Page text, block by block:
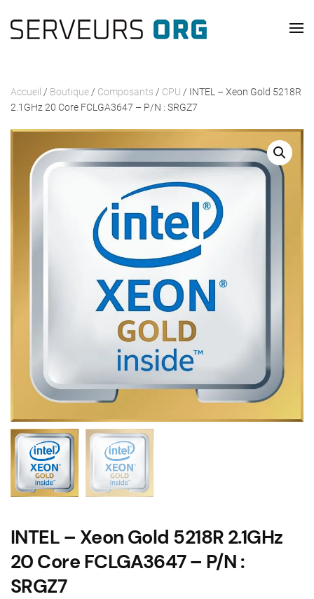
Passer au contenu principal
Accueil / Boutique / Composants / CPU / INTEL – Xeon Gold 5218R
2.1GHz 20 Core FCLGA3647 – P/N : SRGZ7
INTEL – Xeon Gold 5218R 2.1GHz
20 Core FCLGA3647 – P/N :
SRGZ7